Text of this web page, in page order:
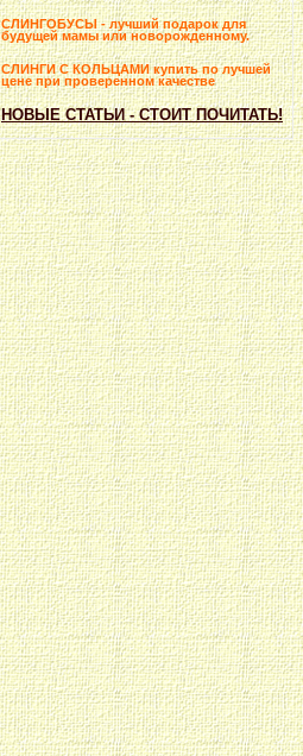
СЛИНГОБУСЫ - лучший подарок для
будущей мамы или новорожденному.
СЛИНГИ С КОЛЬЦАМИ купить по лучшей
цене при проверенном качестве
НОВЫЕ СТАТЬИ - СТОИТ ПОЧИТАТЬ!